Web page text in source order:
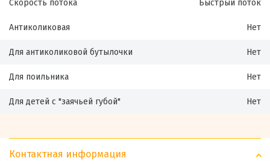
Скорость потока Быстрый поток
Антиколиковая Нет
Для антиколиковой бутылочки Нет
Для поильника Нет
Для детей с "заячьей губой" Нет
Контактная информация